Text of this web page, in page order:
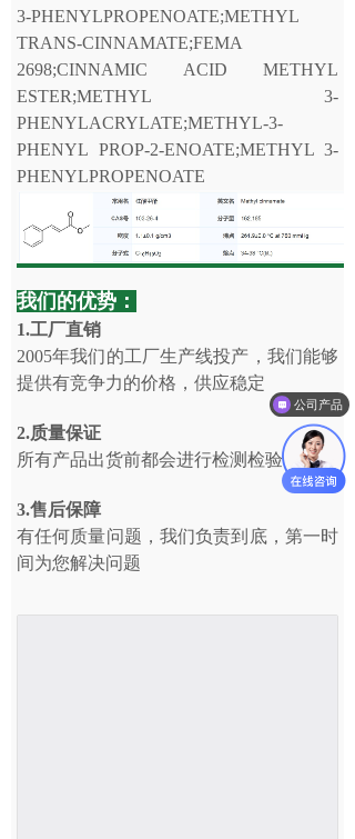
3-PHENYLPROPENOATE;METHYL
TRANS-CINNAMATE;FEMA
2698;CINNAMIC ACID METHYL
ESTER;METHYL 3-
PHENYLACRYLATE;METHYL-3-
PHENYL PROP-2-ENOATE;METHYL 3-
PHENYLPROPENOATE
我们的优势：
1.工厂直销
2005年我们的工厂生产线投产，我们能够
提供有竞争力的价格，供应稳定
2.质量保证
所有产品出货前都会进行检测检验
3.售后保障
有任何质量问题，我们负责到底，第一时
间为您解决问题
公司产品